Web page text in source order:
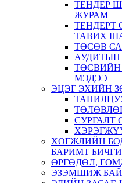
ТЕНДЕР
ЖУРАМ
ТЕНДЕРТ
ТАВИХ
ТӨСӨВ
АУДИТЫН
ТӨСВИЙН
МЭДЭЭ
ЭЦЭГ ЭХИЙН
СУРГАЛТ
ХӨГЖЛИЙН
БАРИМТ
ӨРГӨДӨЛ,
ЭЗЭМШИЖ